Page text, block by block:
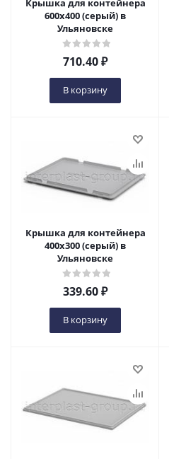
Крышка для контейнера
600х400 (серый) в
Ульяновске
710.40₽
В корзину
Крышка для контейнера
400х300 (серый) в
Ульяновске
339.60₽
В корзину